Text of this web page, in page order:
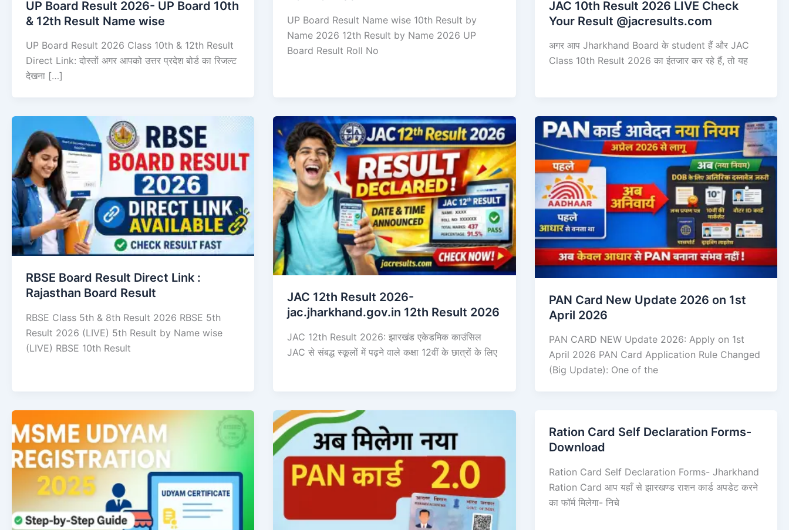
UP Board Result 2026- UP Board 10th
& 12th Result Name wise
UP Board Result 2026 Class 10th & 12th Result
Direct Link: दोस्तों अगर आपको उत्तर प्रदेश बोर्ड का रिजल्ट
देखना […]
UP Board Result Name wise 10th Result by
Name 2026 12th Result by Name 2026 UP
Board Result Roll No
JAC 10th Result 2026 LIVE Check
Your Result @jacresults.com
अगर आप Jharkhand Board के student हैं और JAC
Class 10th Result 2026 का इंतजार कर रहे हैं, तो यह
RBSE Board Result Direct Link : ​
Rajasthan Board Result
RBSE Class 5th & 8th Result 2026 RBSE 5th
Result 2026 (LIVE) 5th Result by Name wise
(LIVE) RBSE 10th Result
JAC 12th Result 2026-
jac.jharkhand.gov.in 12th Result 2026
JAC 12th Result 2026: झारखंड एकेडमिक काउंसिल
JAC से संबद्ध स्कूलों में पढ़ने वाले कक्षा 12वीं के छात्रों के लिए
PAN Card New Update 2026 on 1st
April 2026
PAN CARD NEW Update 2026: Apply on 1st
April 2026 PAN Card Application Rule Changed
(Big Update): One of the
Ration Card Self Declaration Forms-
Download
Ration Card Self Declaration Forms- Jharkhand
Ration Card आप यहाँ से झारखण्ड राशन कार्ड अपडेट करने
का फॉर्म मिलेगा- निचे